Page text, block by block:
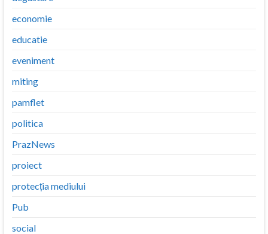
economie
educatie
eveniment
miting
pamflet
politica
PrazNews
proiect
protecția mediului
Pub
social